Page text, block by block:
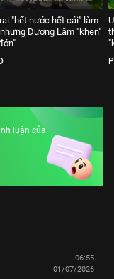
"hết nước hết cái" làm
Dương Lâm "khen"
P
luận của
06:55
01/07/2026